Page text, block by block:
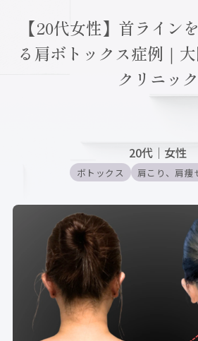
【20代女性】首ライン
る肩ボトックス症例｜
クリニック
20代 ｜ 女性
ボトックス 肩こり、肩痩